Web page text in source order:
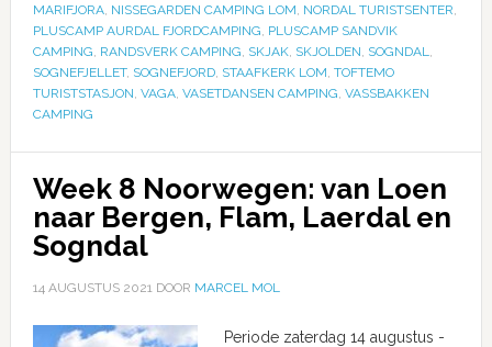
MARIFJORA, NISSEGARDEN CAMPING LOM, NORDAL TURISTSENTER,
PLUSCAMP AURDAL FJORDCAMPING, PLUSCAMP SANDVIK
CAMPING, RANDSVERK CAMPING, SKJAK, SKJOLDEN, SOGNDAL,
SOGNEFJELLET, SOGNEFJORD, STAAFKERK LOM, TOFTEMO
TURISTSTASJON, VAGA, VASETDANSEN CAMPING, VASSBAKKEN
CAMPING
Week 8 Noorwegen: van Loen
naar Bergen, Flam, Laerdal en
Sogndal
14 AUGUSTUS 2021DOOR MARCEL MOL
Periode zaterdag 14 augustus -